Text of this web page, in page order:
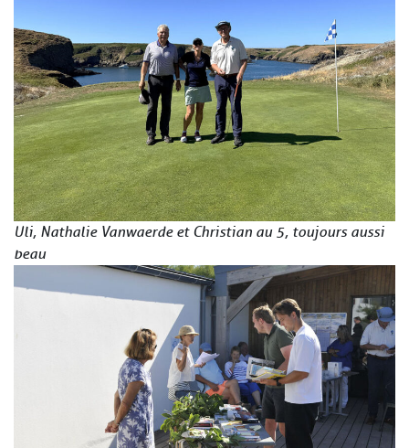
Uli, Nathalie Vanwaerde et Christian au 5, toujours aussi
beau